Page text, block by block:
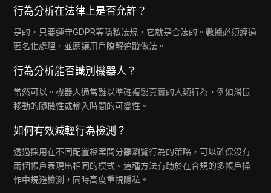
行為分析在法律上是否允許？
是的，只要遵守GDPR等隱私法規，它就是合法的。數據必須經過
匿名化處理，並應讓用戶瞭解追蹤做法。
行為分析能否識別機器人？
當然可以。機器人通常難以準確複製真實的人類行為，例如滑鼠
移動的隨機性或輸入時間的可變性。
如何有效減輕行為檢測？
透過採用在不同配置檔案間分離瀏覽行為的策略，可以確保沒有
兩個帳戶表現出相同的模式。這種方法有助於在合規的多帳戶操
作中規避檢測，同時高度重視隱私。